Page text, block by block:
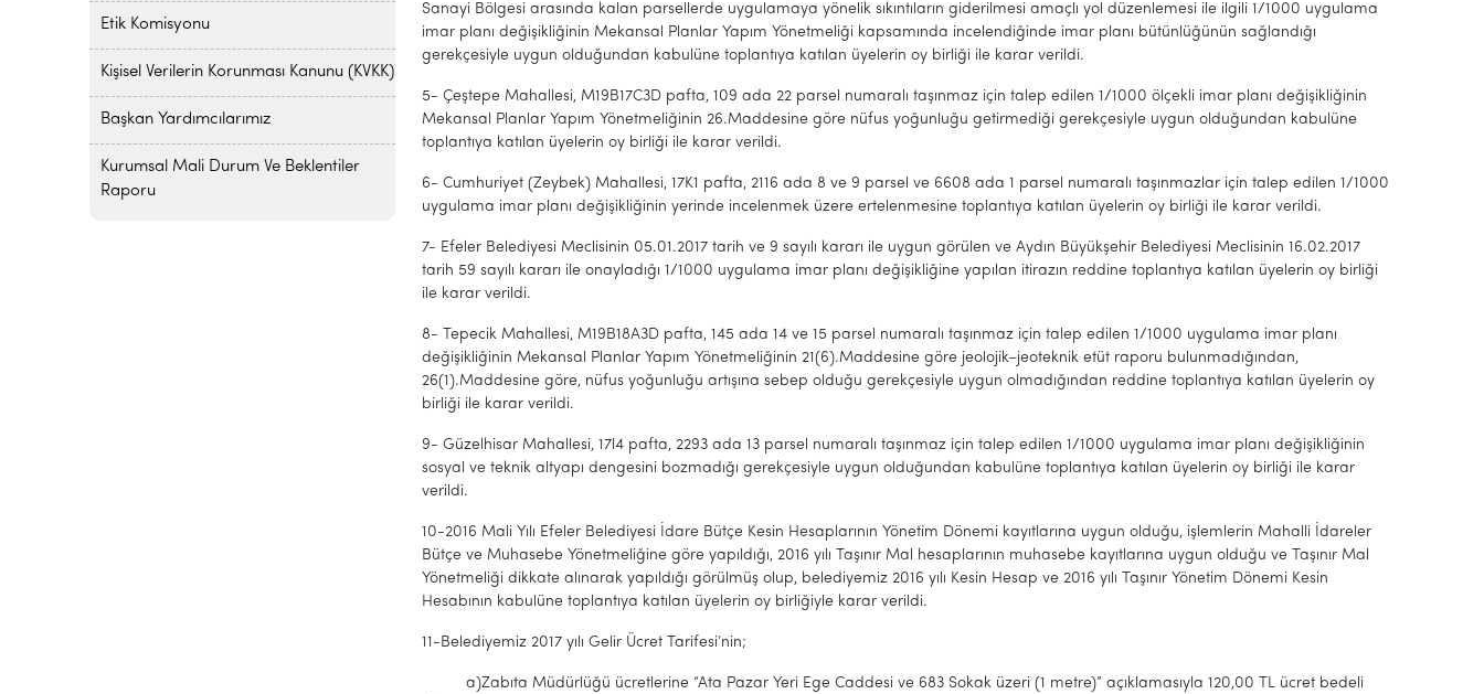
Etik Komisyonu
Kişisel Verilerin Korunması Kanunu (KVKK)
Başkan Yardımcılarımız
Kurumsal Mali Durum Ve Beklentiler
Raporu
Sanayi Bölgesi arasında kalan parsellerde uygulamaya yönelik sıkıntıların giderilmesi amaçlı yol düzenlemesi ile ilgili 1/1000 uygulama
imar planı değişikliğinin Mekansal Planlar Yapım Yönetmeliği kapsamında incelendiğinde imar planı bütünlüğünün sağlandığı
gerekçesiyle uygun olduğundan kabulüne toplantıya katılan üyelerin oy birliği ile karar verildi.
5- Çeştepe Mahallesi, M19B17C3D pafta, 109 ada 22 parsel numaralı taşınmaz için talep edilen 1/1000 ölçekli imar planı değişikliğinin
Mekansal Planlar Yapım Yönetmeliğinin 26.Maddesine göre nüfus yoğunluğu getirmediği gerekçesiyle uygun olduğundan kabulüne
toplantıya katılan üyelerin oy birliği ile karar verildi.
6- Cumhuriyet (Zeybek) Mahallesi, 17K1 pafta, 2116 ada 8 ve 9 parsel ve 6608 ada 1 parsel numaralı taşınmazlar için talep edilen 1/1000
uygulama imar planı değişikliğinin yerinde incelenmek üzere ertelenmesine toplantıya katılan üyelerin oy birliği ile karar verildi.
7- Efeler Belediyesi Meclisinin 05.01.2017 tarih ve 9 sayılı kararı ile uygun görülen ve Aydın Büyükşehir Belediyesi Meclisinin 16.02.2017
tarih 59 sayılı kararı ile onayladığı 1/1000 uygulama imar planı değişikliğine yapılan itirazın reddine toplantıya katılan üyelerin oy birliği
ile karar verildi.
8- Tepecik Mahallesi, M19B18A3D pafta, 145 ada 14 ve 15 parsel numaralı taşınmaz için talep edilen 1/1000 uygulama imar planı
değişikliğinin Mekansal Planlar Yapım Yönetmeliğinin 21(6).Maddesine göre jeolojik–jeoteknik etüt raporu bulunmadığından,
26(1).Maddesine göre, nüfus yoğunluğu artışına sebep olduğu gerekçesiyle uygun olmadığından reddine toplantıya katılan üyelerin oy
birliği ile karar verildi.
9- Güzelhisar Mahallesi, 17l4 pafta, 2293 ada 13 parsel numaralı taşınmaz için talep edilen 1/1000 uygulama imar planı değişikliğinin
sosyal ve teknik altyapı dengesini bozmadığı gerekçesiyle uygun olduğundan kabulüne toplantıya katılan üyelerin oy birliği ile karar
verildi.
10-2016 Mali Yılı Efeler Belediyesi İdare Bütçe Kesin Hesaplarının Yönetim Dönemi kayıtlarına uygun olduğu, işlemlerin Mahalli İdareler
Bütçe ve Muhasebe Yönetmeliğine göre yapıldığı, 2016 yılı Taşınır Mal hesaplarının muhasebe kayıtlarına uygun olduğu ve Taşınır Mal
Yönetmeliği dikkate alınarak yapıldığı görülmüş olup, belediyemiz 2016 yılı Kesin Hesap ve 2016 yılı Taşınır Yönetim Dönemi Kesin
Hesabının kabulüne toplantıya katılan üyelerin oy birliğiyle karar verildi.
11-Belediyemiz 2017 yılı Gelir Ücret Tarifesi’nin;
a)Zabıta Müdürlüğü ücretlerine “Ata Pazar Yeri Ege Caddesi ve 683 Sokak üzeri (1 metre)” açıklamasıyla 120,00 TL ücret bedeli